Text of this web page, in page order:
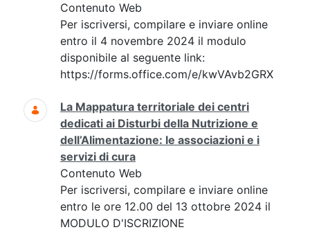
Contenuto Web
Per iscriversi, compilare e inviare online
entro il 4 novembre 2024 il modulo
disponibile al seguente link:
https://forms.office.com/e/kwVAvb2GRX
La Mappatura territoriale dei centri
dedicati ai Disturbi della Nutrizione e
dell’Alimentazione: le associazioni e i
servizi di cura
Contenuto Web
Per iscriversi, compilare e inviare online
entro le ore 12.00 del 13 ottobre 2024 il
MODULO D'ISCRIZIONE